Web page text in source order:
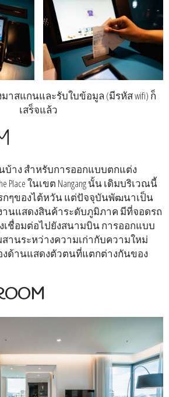
าสแกนและรับใบข้อมูล (มีรหัส wifi) ก็
เสร็จแล้ว
าง สำหรับการออกแบบตกแต่ง
Place ในเขต Nangang นั้น เดิมบริเวณนี้
กๆของไต้หวัน แต่ปัจจุบันพัฒนาเป็น
นแสดงสินค้าระดับภูมิภาค มีที่จอดรถ
เชื่อมต่อไปยังสนามบิน การออกแบบ
านระหว่างความเก่ากับความใหม่
งด้านแสดงตัวตนที่แตกต่างกันของ